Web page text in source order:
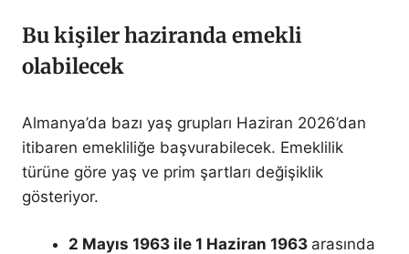
Bu kişiler haziranda emekli
olabilecek
Almanya’da bazı yaş grupları Haziran 2026’dan
itibaren emekliliğe başvurabilecek. Emeklilik
türüne göre yaş ve prim şartları değişiklik
gösteriyor.
2 Mayıs 1963 ile 1 Haziran 1963 arasında